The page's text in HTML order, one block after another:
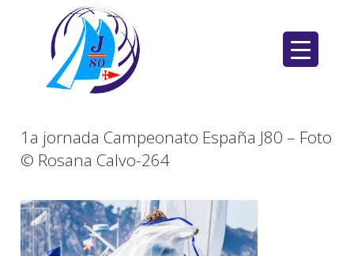
1a jornada Campeonato España J80 – Foto
© Rosana Calvo-264